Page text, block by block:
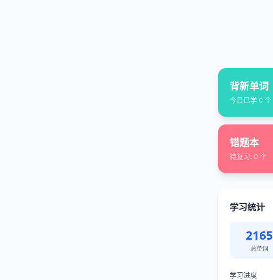
背新单词
今日已学 0 个
错题本
待复习: 0 个
学习统计
2165
总单词
学习进度